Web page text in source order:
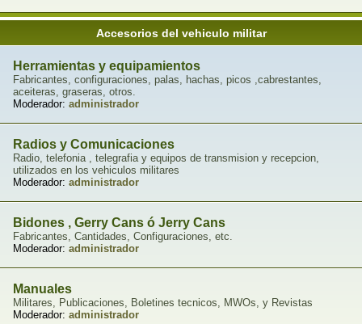
Accesorios del vehiculo militar
Herramientas y equipamientos
Fabricantes, configuraciones, palas, hachas, picos ,cabrestantes,
aceiteras, graseras, otros.
Moderador: administrador
Radios y Comunicaciones
Radio, telefonia , telegrafia y equipos de transmision y recepcion,
utilizados en los vehiculos militares
Moderador: administrador
Bidones , Gerry Cans ó Jerry Cans
Fabricantes, Cantidades, Configuraciones, etc.
Moderador: administrador
Manuales
Militares, Publicaciones, Boletines tecnicos, MWOs, y Revistas
Moderador: administrador